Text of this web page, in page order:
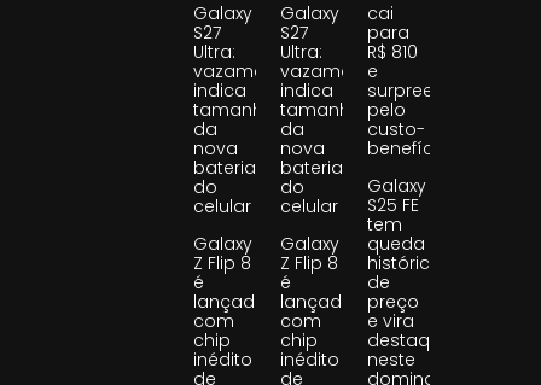
Galaxy
S27
Ultra:
vazamento
indica
tamanho
da
nova
bateria
do
celular
Galaxy
Z Flip 8
é
lançado
com
chip
inédito
de
Galaxy
S27
Ultra:
vazamento
indica
tamanho
da
nova
bateria
do
celular
Galaxy
Z Flip 8
é
lançado
com
chip
inédito
de
cai
para
R$ 810
e
surpreende
pelo
custo-
benefício
Galaxy
S25 FE
tem
queda
histórica
de
preço
e vira
destaque
neste
domingo